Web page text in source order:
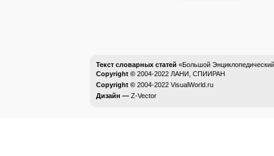
Текст словарных статей «Большой
Copyright © 2004-2022 ЛАНИ, СПИИРАН
Copyright © 2004-2022 VisualWorld.ru
Дизайн — Z-Vector